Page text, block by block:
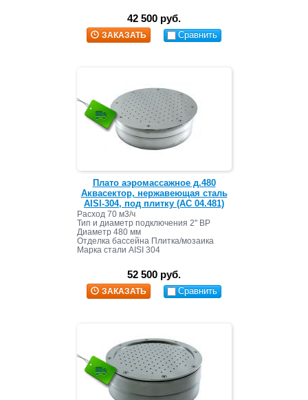
42 500 руб.
ЗАКАЗАТЬ Сравнить
Плато аэромассажное д.480
Аквасектор, нержавеющая сталь
AISI-304, под плитку (АС 04.481)
Расход 70 м3/ч
Тип и диаметр подключения 2" ВР
Диаметр 480 мм
Отделка бассейна Плитка/мозаика
Марка стали AISI 304
52 500 руб.
ЗАКАЗАТЬ Сравнить